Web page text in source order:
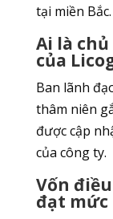
tại miền Bắc.
Ai là
của
Ban lãnh
thâm niên
được cập
của công ty.
Vốn
đạt mức